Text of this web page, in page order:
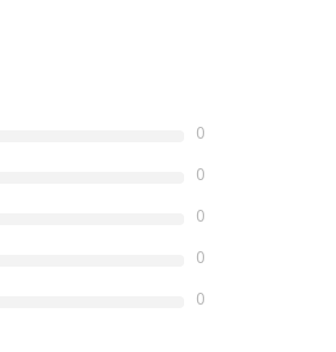
0
0
0
0
0